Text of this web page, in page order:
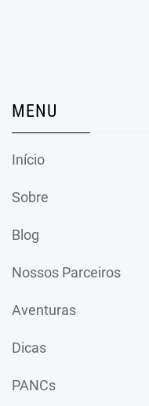
MENU
Início
Sobre
Blog
Nossos Parceiros
Aventuras
Dicas
PANCs